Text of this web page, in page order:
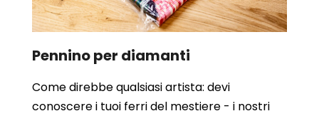
Pennino per diamanti
Come direbbe qualsiasi artista: devi
conoscere i tuoi ferri del mestiere - i nostri